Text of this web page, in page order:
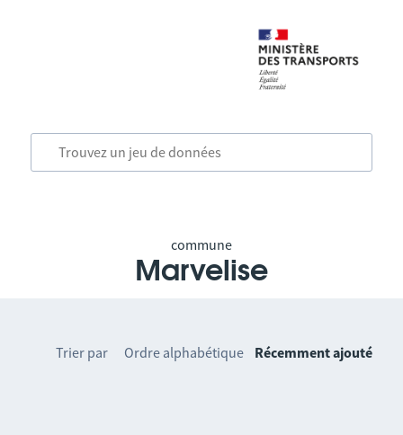
commune
Marvelise
Trier par Ordre alphabétique Récemment ajouté